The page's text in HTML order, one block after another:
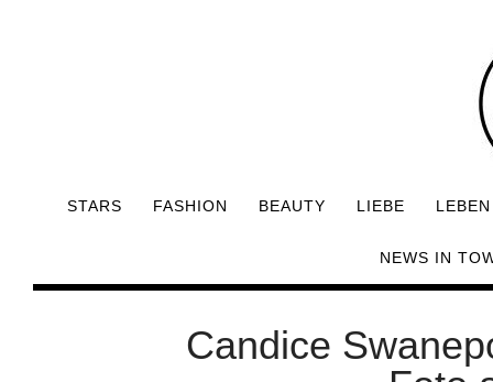
STARS FASHION BEAUTY LIEBE LEBEN
NEWS IN
Candice